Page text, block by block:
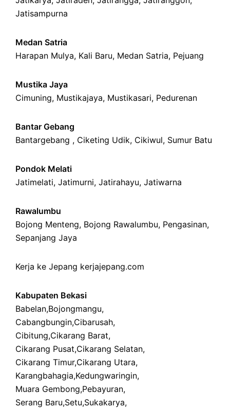
Jatisampurna
Medan Satria
Harapan Mulya, Kali Baru, Medan Satria, Pejuang
Mustika Jaya
Cimuning, Mustikajaya, Mustikasari, Pedurenan
Bantar Gebang
Bantargebang , Ciketing Udik, Cikiwul, Sumur Batu
Pondok Melati
Jatimelati, Jatimurni, Jatirahayu, Jatiwarna
Rawalumbu
Bojong Menteng, Bojong Rawalumbu, Pengasinan,
Sepanjang Jaya
Kerja ke Jepang kerjajepang.com
Kabupaten Bekasi
Babelan,Bojongmangu,
Cabangbungin,Cibarusah,
Cibitung,Cikarang Barat,
Cikarang Pusat,Cikarang Selatan,
Cikarang Timur,Cikarang Utara,
Karangbahagia,Kedungwaringin,
Muara Gembong,Pebayuran,
Serang Baru,Setu,Sukakarya,